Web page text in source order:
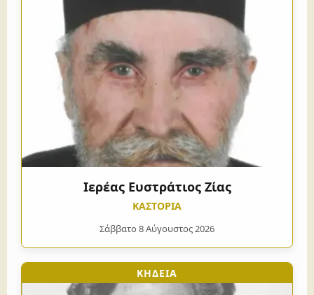
Ιερέας Ευστράτιος Ζίας
ΚΑΣΤΟΡΙΑ
Σάββατο 8 Αύγουστος 2026
ΚΗΔΕΙΑ